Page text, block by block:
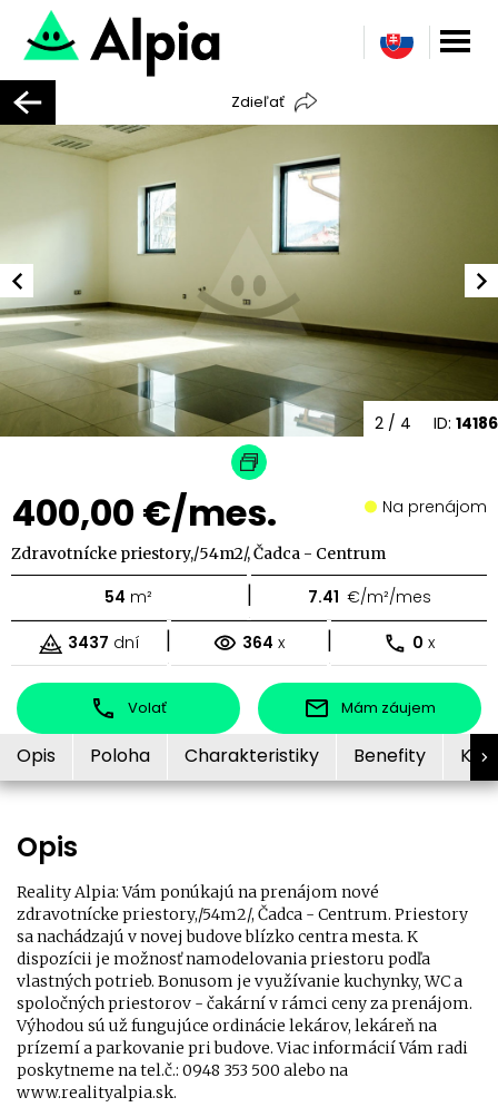
Zdieľať
ID: 14186
2 / 4
400,00 €/mes. Na prenájom
Zdravotnícke priestory,/54m2/, Čadca - Centrum
54 m² | 7.41 €/m²/mes
3437 dní | 364 x | 0 x
Volať Mám záujem
Opis Poloha Charakteristiky Benefity
Opis
Reality Alpia: Vám ponúkajú na prenájom nové
zdravotnícke priestory,/54m2/, Čadca - Centrum. Priestory
sa nachádzajú v novej budove blízko centra mesta. K
dispozícii je možnosť namodelovania priestoru podľa
vlastných potrieb. Bonusom je využívanie kuchynky, WC a
spoločných priestorov - čakární v rámci ceny za prenájom.
Výhodou sú už fungujúce ordinácie lekárov, lekáreň na
prízemí a parkovanie pri budove. Viac informácií Vám radi
poskytneme na tel.č.: 0948 353 500 alebo na
www.realityalpia.sk.